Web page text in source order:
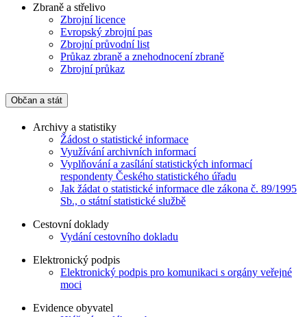
Zbraně a střelivo
Zbrojní licence
Evropský zbrojní pas
Zbrojní průvodní list
Průkaz zbraně a znehodnocení zbraně
Zbrojní průkaz
Občan a stát
Archivy a statistiky
Žádost o statistické informace
Využívání archivních informací
Vyplňování a zasílání statistických informací
respondenty Českého statistického úřadu
Jak žádat o statistické informace dle zákona č. 89/1995
Sb., o státní statistické službě
Cestovní doklady
Vydání cestovního dokladu
Elektronický podpis
Elektronický podpis pro komunikaci s orgány veřejné
moci
Evidence obyvatel